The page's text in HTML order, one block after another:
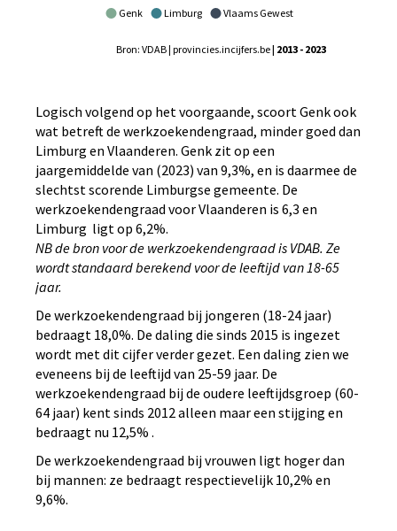
Genk Limburg Vlaams Gewest
Bron: VDAB | provincies.incijfers.be| 2013 - 2023
Logisch volgend op het voorgaande, scoort Genk ook
wat betreft de werkzoekendengraad, minder goed dan
Limburg en Vlaanderen. Genk zit op een
jaargemiddelde van (2023) van 9,3%, en is daarmee de
slechtst scorende Limburgse gemeente. De
werkzoekendengraad voor Vlaanderen is 6,3 en
Limburg ligt op 6,2%.
NB de bron voor de werkzoekendengraad is VDAB. Ze
wordt standaard berekend voor de leeftijd van 18-65
jaar.
De werkzoekendengraad bij jongeren (18-24 jaar)
bedraagt 18,0%. De daling die sinds 2015 is ingezet
wordt met dit cijfer verder gezet. Een daling zien we
eveneens bij de leeftijd van 25-59 jaar. De
werkzoekendengraad bij de oudere leeftijdsgroep (60-
64 jaar) kent sinds 2012 alleen maar een stijging en
bedraagt nu 12,5% .
De werkzoekendengraad bij vrouwen ligt hoger dan
bij mannen: ze bedraagt respectievelijk 10,2% en
9,6%.